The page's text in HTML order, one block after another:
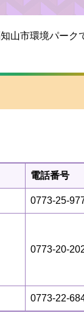
山市環境パーク
電話番号
0773-25-
0773-20-
0773-22-